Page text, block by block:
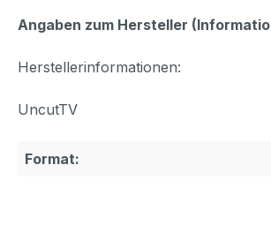
Angaben zum Hersteller
Herstellerinformationen:
UncutTV
Format: